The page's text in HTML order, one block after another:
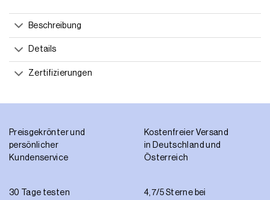
Beschreibung
Details
Zertifizierungen
Preisgekrönter und
persönlicher
Kundenservice
Kostenfreier Versand
in Deutschland und
Österreich
30 Tage testen
4,7/5 Sterne bei